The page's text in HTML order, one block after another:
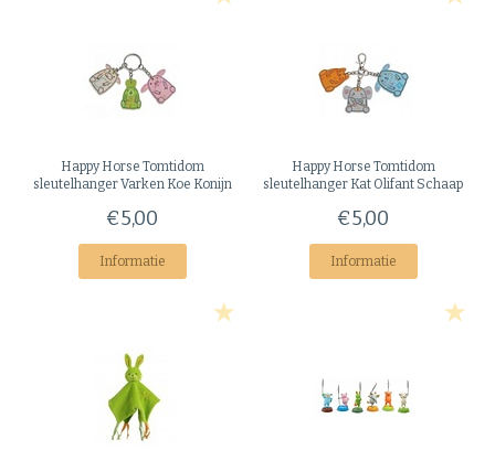
Happy Horse Tomtidom
sleutelhanger Varken Koe Konijn
€5,00
Informatie
Happy Horse Tomtidom
sleutelhanger Kat Olifant Schaap
€5,00
Informatie